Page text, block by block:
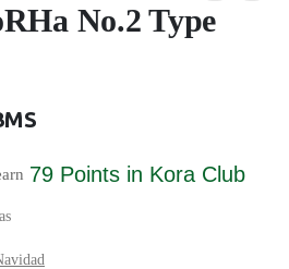
No.2 Type
79 Points in Kora Club